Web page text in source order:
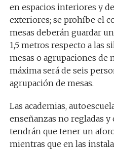
en espacios interiores y
exteriores; se prohíbe el
mesas deberán guardar
1,5 metros respecto a las
mesas o agrupaciones de
máxima será de seis
agrupación de mesas.
Las academias,
enseñanzas no regladas
tendrán que tener un
mientras que en las